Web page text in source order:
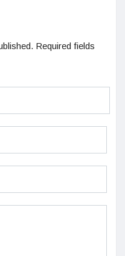
Required fields